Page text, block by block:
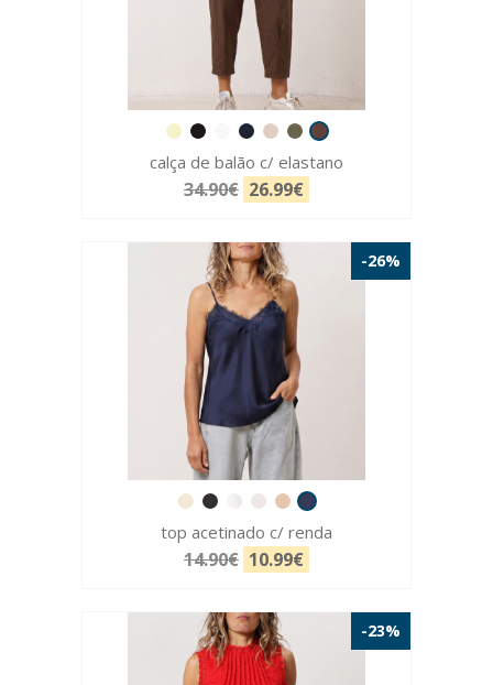
calça de balão c/ elastano
34.90€ 26.99€
-26%
top acetinado c/ renda
14.90€ 10.99€
-23%